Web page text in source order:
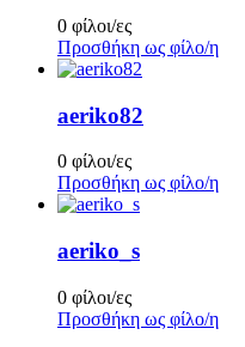
0 φίλοι/ες
Προσθήκη ως φίλο/η
aeriko82
0 φίλοι/ες
Προσθήκη ως φίλο/η
aeriko_s
0 φίλοι/ες
Προσθήκη ως φίλο/η